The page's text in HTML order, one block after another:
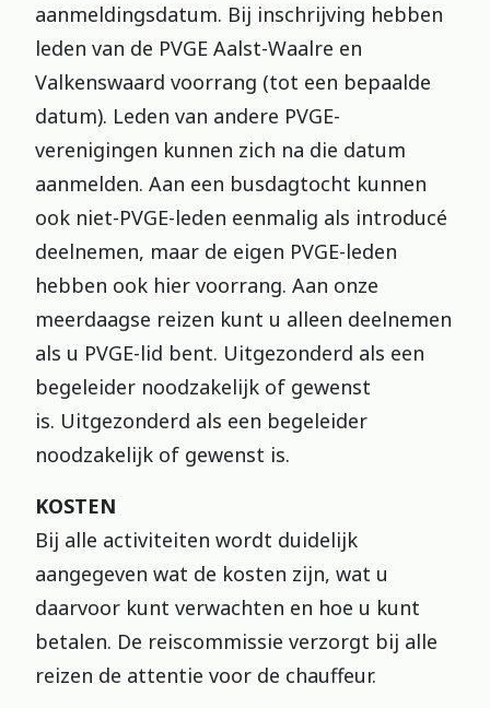
aanmeldingsdatum. Bij inschrijving hebben
leden van de PVGE Aalst-Waalre en
Valkenswaard voorrang (tot een bepaalde
datum). Leden van andere PVGE-
verenigingen kunnen zich na die datum
aanmelden. Aan een busdagtocht kunnen
ook niet-PVGE-leden eenmalig als introducé
deelnemen, maar de eigen PVGE-leden
hebben ook hier voorrang. Aan onze
meerdaagse reizen kunt u alleen deelnemen
als u PVGE-lid bent. Uitgezonderd als een
begeleider noodzakelijk of gewenst
is. Uitgezonderd als een begeleider
noodzakelijk of gewenst is.
KOSTEN
Bij alle activiteiten wordt duidelijk
aangegeven wat de kosten zijn, wat u
daarvoor kunt verwachten en hoe u kunt
betalen. De reiscommissie verzorgt bij alle
reizen de attentie voor de chauffeur.